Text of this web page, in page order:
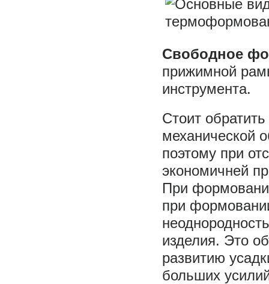
Свободное
прижимной
инструмента.
Стоит
механической
поэтому при
экономичней
При
при
изделия. Это
развитию
больших